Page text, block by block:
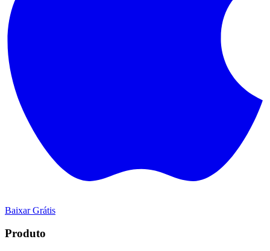
Baixar Grátis
Produto